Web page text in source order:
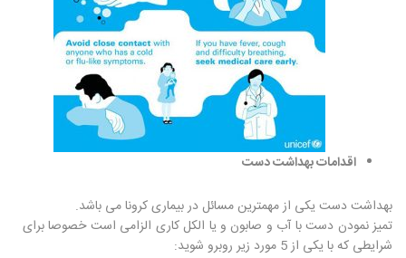
اقدامات بهداشت دست
بهداشت دست یکی از مهمترین مسائل در بیماری کرونا می باشد.
تمیز نمودن دست با آب و صابون و یا الکل کاری الزامی است خصوصا برای
شرایطی که با یکی از 5 مورد زیر روبرو شوید: